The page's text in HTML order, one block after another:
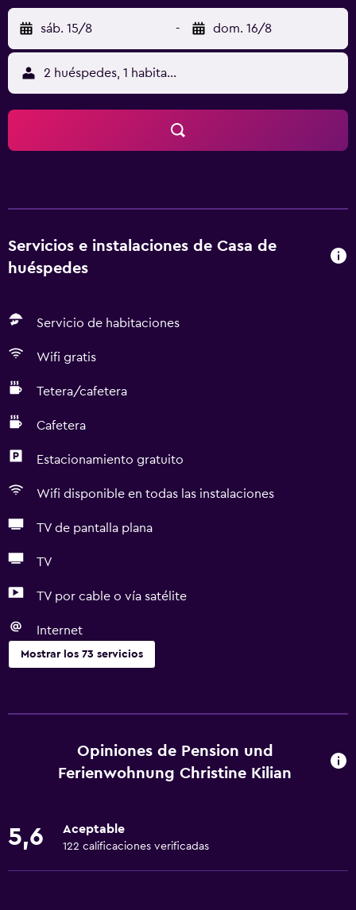
sáb. 15/8 - dom. 16/8
2 huéspedes, 1 habitación
Servicios e instalaciones de Casa de
huéspedes
Servicio de habitaciones
Wifi gratis
Tetera/cafetera
Cafetera
Estacionamiento gratuito
Wifi disponible en todas las instalaciones
TV de pantalla plana
TV
TV por cable o vía satélite
Internet
Mostrar los 73 servicios
Copas
Lavavajillas
Utensilios de cocina
Cocina
Opiniones de Pension und
Ferienwohnung Christine Kilian
5,6 Aceptable
122 calificaciones verificadas